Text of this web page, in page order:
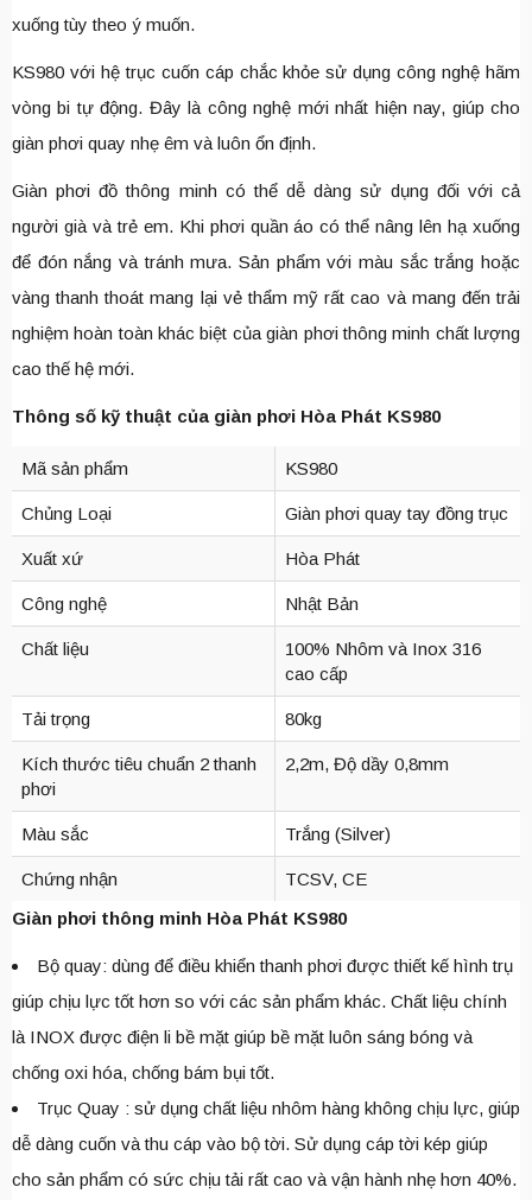
xuống tùy theo ý muốn.
KS980 với hệ trục cuốn cáp chắc khỏe sử dụng công nghệ hãm
vòng bi tự động. Đây là công nghệ mới nhất hiện nay, giúp cho
giàn phơi quay nhẹ êm và luôn ổn định.
Giàn phơi đồ thông minh có thể dễ dàng sử dụng đối với cả
người già và trẻ em. Khi phơi quần áo có thể nâng lên hạ xuống
để đón nắng và tránh mưa. Sản phẩm với màu sắc trắng hoặc
vàng thanh thoát mang lại vẻ thẩm mỹ rất cao và mang đến trải
nghiệm hoàn toàn khác biệt của giàn phơi thông minh chất lượng
cao thế hệ mới.
Thông số kỹ thuật của giàn phơi Hòa Phát KS980
Mã sản phẩm KS980
Chủng Loại Giàn phơi quay tay đồng trục
Xuất xứ Hòa Phát
Công nghệ Nhật Bản
Chất liệu
100% Nhôm và Inox 316
cao cấp
Tải trọng 80kg
Kích thước tiêu chuẩn 2 thanh
phơi
2,2m, Độ dầy 0,8mm
Màu sắc Trắng (Silver)
Chứng nhận
TCSV, CE
Giàn phơi thông minh Hòa Phát KS980
Bộ quay: dùng để điều khiển thanh phơi được thiết kế hình trụ
giúp chịu lực tốt hơn so với các sản phẩm khác. Chất liệu chính
là INOX được điện li bề mặt giúp bề mặt luôn sáng bóng và
chống oxi hóa, chống bám bụi tốt.
Trục Quay : sử dụng chất liệu nhôm hàng không chịu lực, giúp
dễ dàng cuốn và thu cáp vào bộ tời. Sử dụng cáp tời kép giúp
cho sản phẩm có sức chịu tải rất cao và vận hành nhẹ hơn 40%.